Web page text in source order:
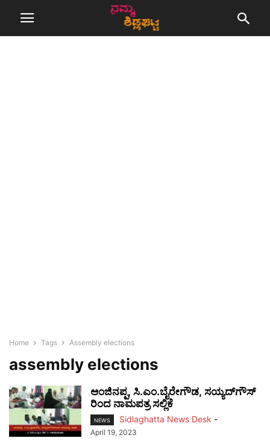
Home Tags Assembly elections
assembly elections
ಆಂಜಿನಪ್ಪ, ಸಿ.ಎಂ.ಬೈರೇಗೌಡ, ಸಯ್ಯದ್‌ಗೌಸ್‌
ರಿಂದ ನಾಮಪತ್ರ ಸಲ್ಲಿಕೆ
NEWS Sidlaghatta News Desk -
April 19, 2023